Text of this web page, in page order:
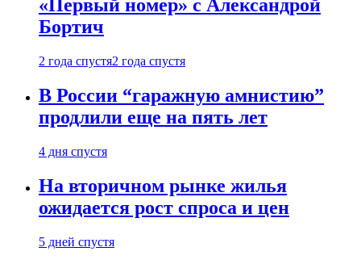
«Первый номер» с Александрой
Бортич
2 года спустя2 года спустя
В России “гаражную амнистию”
продлили еще на пять лет
4 дня спустя
На вторичном рынке жилья
ожидается рост спроса и цен
5 дней спустя